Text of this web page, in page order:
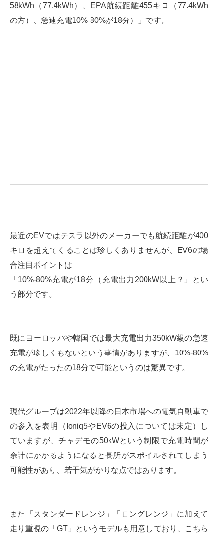
58kWh（77.4kWh）、EPA航続距離455キロ（77.4kWh
の方）、急速充電10%-80%が18分）」です。
最近のEVではテスラ以外のメーカーでも航続距離が400
キロを超えてくることは珍しくありませんが、EV6の場
合注目ポイントは
「10%-80%充電が18分（充電出力200kW以上？」とい
う部分です。
既にヨーロッパや韓国では最大充電出力350kW級の急速
充電が珍しくもないという事情がありますが、10%-80%
の充電がたったの18分で可能というのは驚異です。
現代グループは2022年以降の日本市場への電気自動車で
の参入を表明（Ioniq5やEV6の投入については未定）し
ていますが、チャデモの50kWという制限で充電時間が
余計にかかるようになると長所がスポイルされてしまう
可能性があり、若干気がかりな点ではあります。
また「スタンダードレンジ」「ロングレンジ」に加えて
走り重視の「GT」というモデルも用意しており、こちら